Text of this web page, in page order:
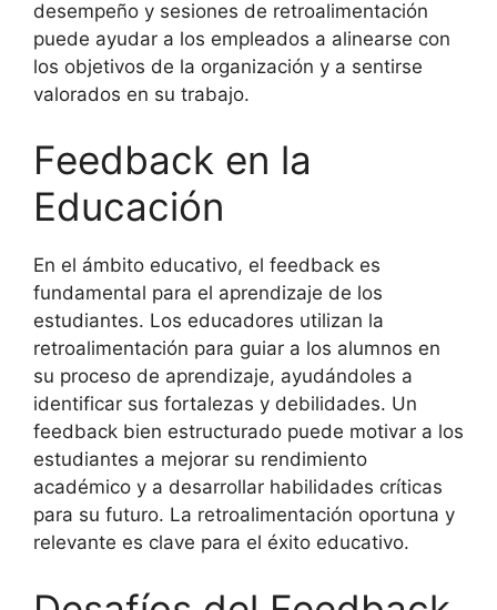
desempeño y sesiones de retroalimentación
puede ayudar a los empleados a alinearse con
los objetivos de la organización y a sentirse
valorados en su trabajo.
Feedback en la
Educación
En el ámbito educativo, el feedback es
fundamental para el aprendizaje de los
estudiantes. Los educadores utilizan la
retroalimentación para guiar a los alumnos en
su proceso de aprendizaje, ayudándoles a
identificar sus fortalezas y debilidades. Un
feedback bien estructurado puede motivar a los
estudiantes a mejorar su rendimiento
académico y a desarrollar habilidades críticas
para su futuro. La retroalimentación oportuna y
relevante es clave para el éxito educativo.